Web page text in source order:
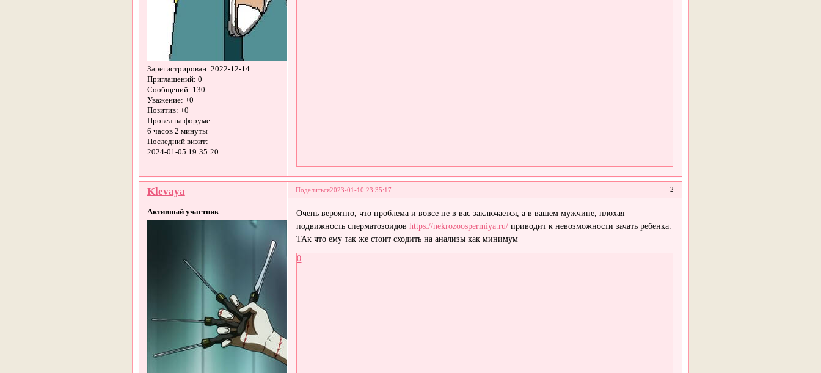
Зарегистрирован: 2022-12-14
Приглашений: 0
Сообщений: 130
Уважение: +0
Позитив: +0
Провел на форуме:
6 часов 2 минуты
Последний визит:
2024-01-05 19:35:20
Поделиться 2
2023-01-10 23:35:17
Klevaya
Активный участник
Очень вероятно, что проблема и вовсе не в вас заключается, а в вашем мужчине, плохая
подвижность сперматозоидовhttps://nekrozoospermiya.ru/ приводит к невозможности зачать ребенка.
ТАк что ему так же стоит сходить на анализы как минимум
0